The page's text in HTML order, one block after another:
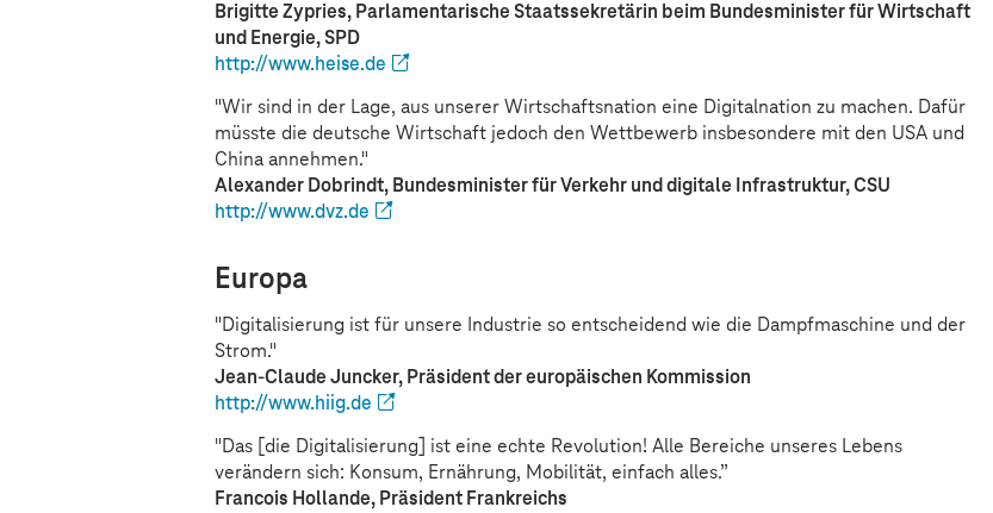
Brigitte Zypries, Parlamentarische Staatssekretärin beim Bundesminister für Wirtschaft
und Energie, SPD
http://www.heise.de
"Wir sind in der Lage, aus unserer Wirtschaftsnation eine Digitalnation zu machen. Dafür
müsste die deutsche Wirtschaft jedoch den Wettbewerb insbesondere mit den USA und
China annehmen."
Alexander Dobrindt, Bundesminister für Verkehr und digitale Infrastruktur, CSU
http://www.dvz.de
Europa
"Digitalisierung ist für unsere Industrie so entscheidend wie die Dampfmaschine und der
Strom."
Jean-Claude Juncker, Präsident der europäischen Kommission
http://www.hiig.de
"Das [die Digitalisierung] ist eine echte Revolution! Alle Bereiche unseres Lebens
verändern sich: Konsum, Ernährung, Mobilität, einfach alles.”
Francois Hollande, Präsident Frankreichs